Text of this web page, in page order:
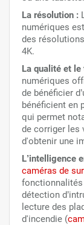
La résolution :
numériques
des
4K.
La qualité et
numériques
de bénéficier
bénéficient en
qui permet
de corriger les
d'obtenir une
L’intelligence
caméras de
détection
lecture des
d'incendie (